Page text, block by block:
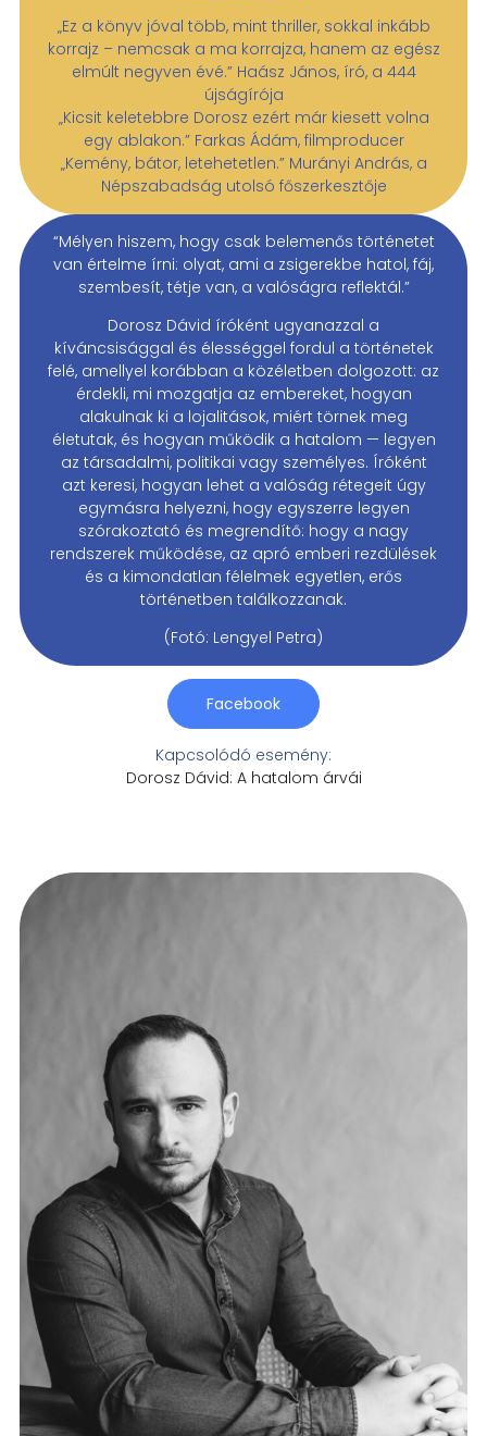
„Ez a könyv jóval több, mint thriller, sokkal inkább
korrajz – nemcsak a ma korrajza, hanem az egész
elmúlt negyven évé.” Haász János, író, a 444
újságírója
„Kicsit keletebbre Dorosz ezért már kiesett volna
egy ablakon.” Farkas Ádám, filmproducer
„Kemény, bátor, letehetetlen.” Murányi András, a
Népszabadság utolsó főszerkesztője
“Mélyen hiszem, hogy csak belemenős történetet
van értelme írni: olyat, ami a zsigerekbe hatol, fáj,
szembesít, tétje van, a valóságra reflektál.”
Dorosz Dávid íróként ugyanazzal a
kíváncsisággal és élességgel fordul a történetek
felé, amellyel korábban a közéletben dolgozott: az
érdekli, mi mozgatja az embereket, hogyan
alakulnak ki a lojalitások, miért törnek meg
életutak, és hogyan működik a hatalom — legyen
az társadalmi, politikai vagy személyes. Íróként
azt keresi, hogyan lehet a valóság rétegeit úgy
egymásra helyezni, hogy egyszerre legyen
szórakoztató és megrendítő: hogy a nagy
rendszerek működése, az apró emberi rezdülések
és a kimondatlan félelmek egyetlen, erős
történetben találkozzanak.
(Fotó: Lengyel Petra)
Facebook
Kapcsolódó esemény:
Dorosz Dávid: A hatalom árvái